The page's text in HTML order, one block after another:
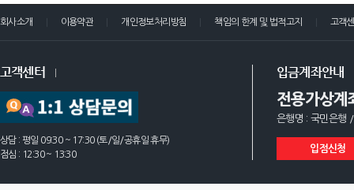
회사소개 이용약관 개인정보처리방침 책임의 한계 및 법적고지 고객
고객센터
상담 : 평일 09:30 ~ 17:30 (토/일/공휴일 휴무)
점심 : 12:30 ~ 13:30
입금계좌안내
전용가상계
은행명 : 국민은행
입점신청